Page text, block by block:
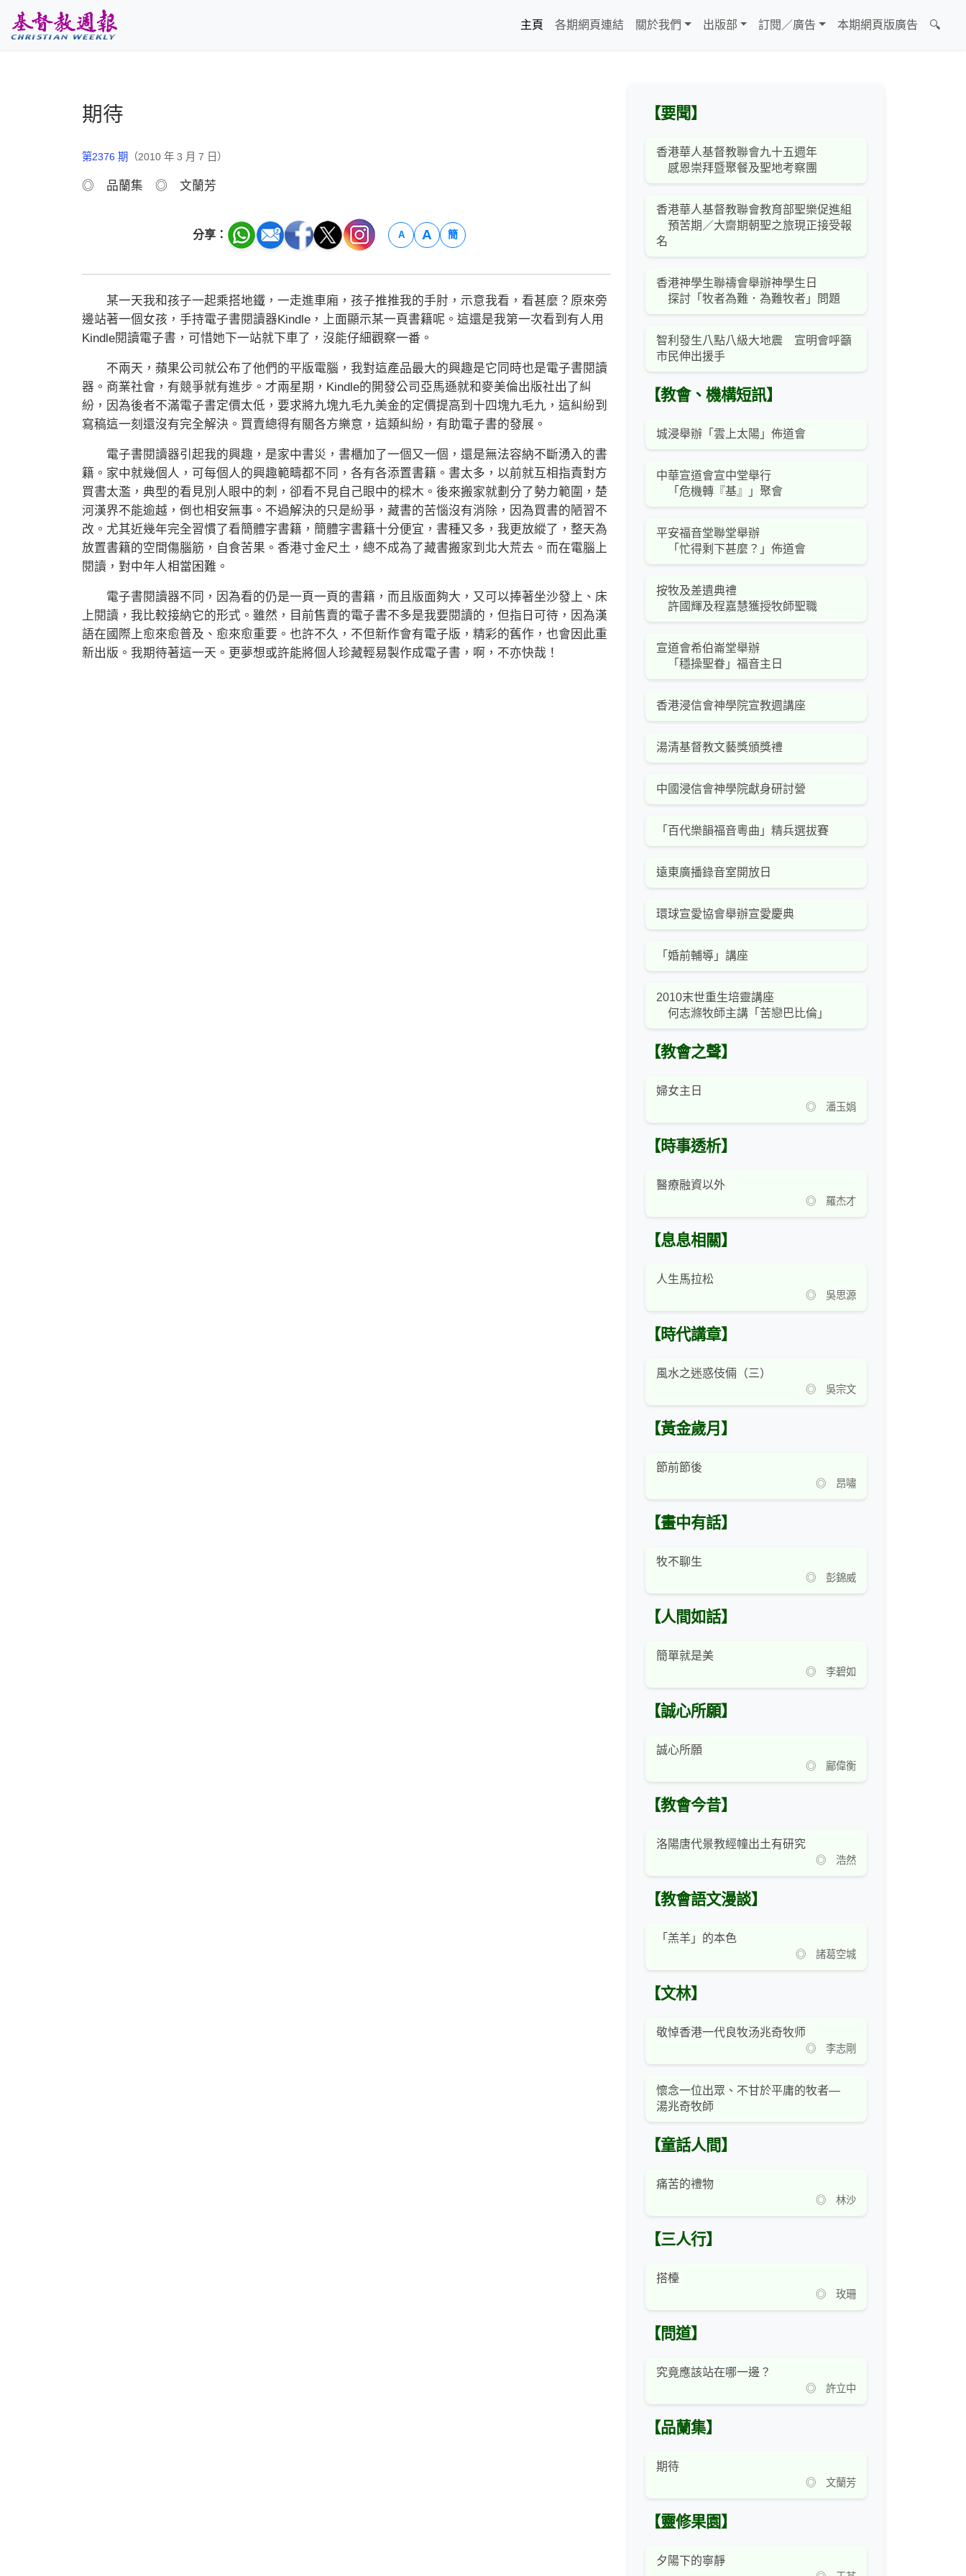
主頁
各期網頁連結 關於我們 出版部 訂閱／廣告 本期網頁版廣告 🔍
期待
第2376 期 （2010 年 3 月 7 日）
◎ 品蘭集 ◎ 文蘭芳
分享： A A 簡
某一天我和孩子一起乘搭地鐵，一走進車廂，孩子推推我的手肘，示意我看，看甚麼？原來旁
邊站著一個女孩，手持電子書閱讀器Kindle，上面顯示某一頁書籍呢。這還是我第一次看到有人用
Kindle閱讀電子書，可惜她下一站就下車了，沒能仔細觀察一番。
不兩天，蘋果公司就公布了他們的平版電腦，我對這產品最大的興趣是它同時也是電子書閱讀
器。商業社會，有競爭就有進步。才兩星期，Kindle的開發公司亞馬遜就和麥美倫出版社出了糾
紛，因為後者不滿電子書定價太低，要求將九塊九毛九美金的定價提高到十四塊九毛九，這糾紛到
寫稿這一刻還沒有完全解決。買賣總得有關各方樂意，這類糾紛，有助電子書的發展。
電子書閱讀器引起我的興趣，是家中書災，書櫃加了一個又一個，還是無法容納不斷湧入的書
籍。家中就幾個人，可每個人的興趣範疇都不同，各有各添置書籍。書太多，以前就互相指責對方
買書太濫，典型的看見別人眼中的刺，卻看不見自己眼中的樑木。後來搬家就劃分了勢力範圍，楚
河漢界不能逾越，倒也相安無事。不過解決的只是紛爭，藏書的苦惱沒有消除，因為買書的陋習不
改。尤其近幾年完全習慣了看簡體字書籍，簡體字書籍十分便宜，書種又多，我更放縱了，整天為
放置書籍的空間傷腦筋，自食苦果。香港寸金尺土，總不成為了藏書搬家到北大荒去。而在電腦上
閱讀，對中年人相當困難。
電子書閱讀器不同，因為看的仍是一頁一頁的書籍，而且版面夠大，又可以捧著坐沙發上、床
上閱讀，我比較接納它的形式。雖然，目前售賣的電子書不多是我要閱讀的，但指日可待，因為漢
語在國際上愈來愈普及、愈來愈重要。也許不久，不但新作會有電子版，精彩的舊作，也會因此重
新出版。我期待著這一天。更夢想或許能將個人珍藏輕易製作成電子書，啊，不亦快哉！
【要聞】
香港華人基督教聯會九十五週年
感恩崇拜暨聚餐及聖地考察團
香港華人基督教聯會教育部聖樂促進組
預苦期／大齋期朝聖之旅現正接受報
名
香港神學生聯禱會舉辦神學生日
探討「牧者為難．為難牧者」問題
智利發生八點八級大地震 宣明會呼籲
市民伸出援手
【教會、機構短訊】
城浸舉辦「雲上太陽」佈道會
中華宣道會宣中堂舉行
「危機轉『基』」聚會
平安福音堂聯堂舉辦
「忙得剩下甚麼？」佈道會
按牧及差遺典禮
許國輝及程嘉慧獲授牧師聖職
宣道會希伯崙堂舉辦
「穩操聖眷」福音主日
香港浸信會神學院宣教週講座
湯清基督教文藝獎頒獎禮
中國浸信會神學院獻身研討營
「百代樂韻福音粵曲」精兵選拔賽
遠東廣播錄音室開放日
環球宣愛協會舉辦宣愛慶典
「婚前輔導」講座
2010末世重生培靈講座
何志滌牧師主講「苦戀巴比倫」
【教會之聲】
婦女主日
◎ 潘玉娟
【時事透析】
醫療融資以外
◎ 羅杰才
【息息相關】
人生馬拉松
◎ 吳思源
【時代講章】
風水之迷惑伎倆（三）
◎ 吳宗文
【黃金歲月】
節前節後
◎ 昂嘯
【畫中有話】
牧不聊生
◎ 彭錦威
【人間如話】
簡單就是美
◎ 李碧如
【誠心所願】
誠心所願
◎ 鄺偉衡
【教會今昔】
洛陽唐代景教經幢出土有研究
◎ 浩然
【教會語文漫談】
「羔羊」的本色
◎ 諸葛空城
【文林】
敬悼香港一代良牧汤兆奇牧师
◎ 李志剛
懷念一位出眾、不甘於平庸的牧者—
湯兆奇牧師
【童話人間】
痛苦的禮物
◎ 林沙
【三人行】
搭檯
◎ 玫珊
【問道】
究竟應該站在哪一邊？
◎ 許立中
【品蘭集】
期待
◎ 文蘭芳
【靈修果園】
夕陽下的寧靜